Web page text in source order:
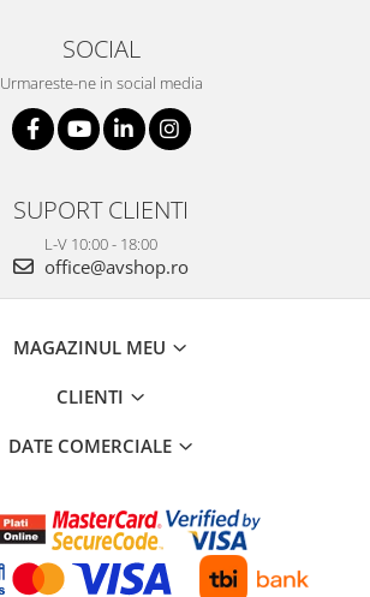
SOCIAL
Urmareste-ne in social media
SUPORT CLIENTI
L-V 10:00 - 18:00
office@avshop.ro
MAGAZINUL MEU
CLIENTI
DATE COMERCIALE